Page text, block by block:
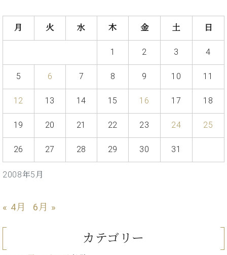
C.
ヒ
ー
/
C.
シ
ン・
ジ
パ
ン
取
み
ピ
音
色
ベ
ュ
イ
ベ
ト
(お
ら
せ・
デ
情
正
ラ
ー・
取
で
メルマガ登録
趣
味
か
格
イ
ン・
ジ
2008年5月
月 火 水 木 金 土 日
1 2 3 4
5 6 7 8 9 10 11
12 13 14 15 16 17 18
19 20 21 22 23 24 25
26 27 28 29 30 31
« 4月 6月 »
カテゴリー